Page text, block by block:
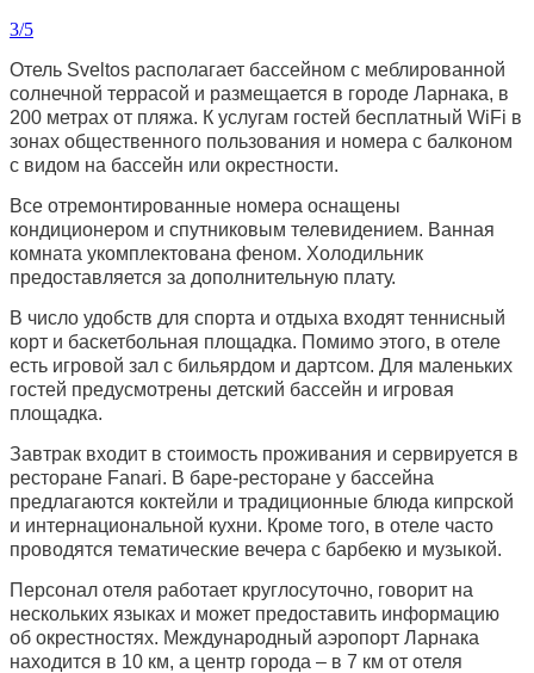
3/5
Отель Sveltos располагает бассейном с меблированной
солнечной террасой и размещается в городе Ларнака, в
200 метрах от пляжа. К услугам гостей бесплатный WiFi в
зонах общественного пользования и номера с балконом
с видом на бассейн или окрестности.
Все отремонтированные номера оснащены
кондиционером и спутниковым телевидением. Ванная
комната укомплектована феном. Холодильник
предоставляется за дополнительную плату.
В число удобств для спорта и отдыха входят теннисный
корт и баскетбольная площадка. Помимо этого, в отеле
есть игровой зал с бильярдом и дартсом. Для маленьких
гостей предусмотрены детский бассейн и игровая
площадка.
Завтрак входит в стоимость проживания и сервируется в
ресторане Fanari. В баре-ресторане у бассейна
предлагаются коктейли и традиционные блюда кипрской
и интернациональной кухни. Кроме того, в отеле часто
проводятся тематические вечера с барбекю и музыкой.
Персонал отеля работает круглосуточно, говорит на
нескольких языках и может предоставить информацию
об окрестностях. Международный аэропорт Ларнака
находится в 10 км, а центр города – в 7 км от отеля